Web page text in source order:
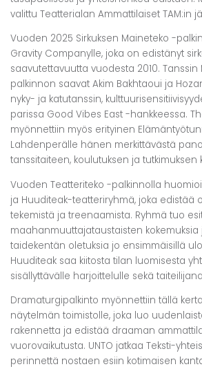
valittu Teatterialan Ammattilaiset TAM:in
Vuoden 2025 Sirkuksen Maineteko -
Gravity Companylle, joka on edistänyt
saavutettavuutta vuodesta 2010. Tanssin
palkinnon saavat Akim Bakhtaoui ja
nyky- ja katutanssin,
parissa Good Vibes East -hankkeessa.
myönnettiin myös erityinen
Lahdenperälle hänen merkittävästä
tanssitaiteen, koulutuksen ja tutkimuksen
Vuoden Teatteriteko -palkinnolla
ja Huuditeak-teatteriryhmä, joka edistää
tekemistä ja treenaamista. Ryhmä tuo
maahanmuuttajataustaisten kokemuksia
taidekentän oletuksia jo ensimmäisillä
Huuditeak saa kiitosta tilan luomisesta
sisällyttävälle harjoittelulle sekä
Dramaturgipalkinto myönnettiin tällä
näytelmän toimistolle, joka luo
rakennetta ja edistää draaman
vuorovaikutusta. UNTO jatkaa Teksti-
perinnettä nostaen esiin kotimaisen